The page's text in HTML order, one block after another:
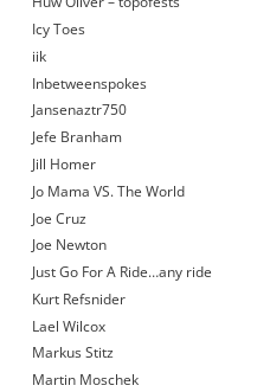
Icy Toes
iik
Inbetweenspokes
Jansenaztr750
Jefe Branham
Jill Homer
Jo Mama VS. The World
Joe Cruz
Joe Newton
Just Go For A Ride…any ride
Kurt Refsnider
Lael Wilcox
Markus Stitz
Martin Moschek